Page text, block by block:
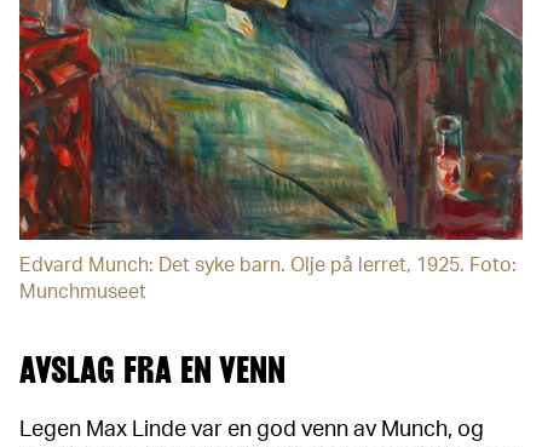
Edvard Munch: Det syke barn. Olje på lerret, 1925. Foto:
Munchmuseet
AVSLAG FRA EN VENN
Legen Max Linde var en god venn av Munch, og